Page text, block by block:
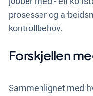
prosesser og
kontrollbehov.
Forskjellen
Sammenlignet med